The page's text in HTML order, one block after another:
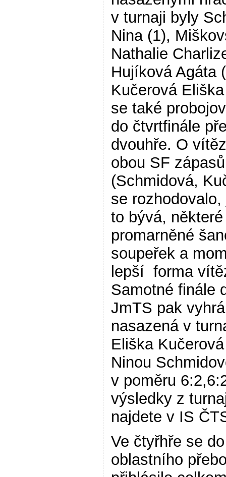
v turnaji byly
Nina (1),
Nathalie
Hujíková Agáta
Kučerová
se také
do čtvrtfinále
dvouhře. O
obou SF zápasů
(Schmidová,
se
to bývá, některé
promarněné
soupeřek a
lepší forma
Samotné finále
JmTS pak
nasazená v
Eliška
Ninou
v poměru
výsledky z
najdete v IS
Ve čtyřhře se do
oblastního